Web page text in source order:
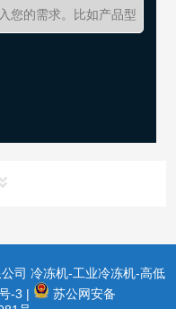
司 冷冻机-工业冷冻机-高低
-3 |
苏公网安备